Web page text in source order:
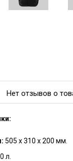
Нет отзывов о
505 х 310 х 200 мм.
л.